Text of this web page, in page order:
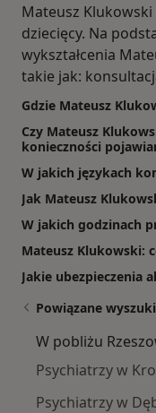
Mateusz
dziecięcy. Na
wykształcenia
takie jak:
Gdzie Mateusz
Czy Mateusz
konieczności
W jakich językach
Jak Mateusz
W jakich godzinach
Mateusz Klukowski:
Jakie ubezpieczenia
Powiązane
W pobliżu
Psychiatrzy w
Psychiatrzy w